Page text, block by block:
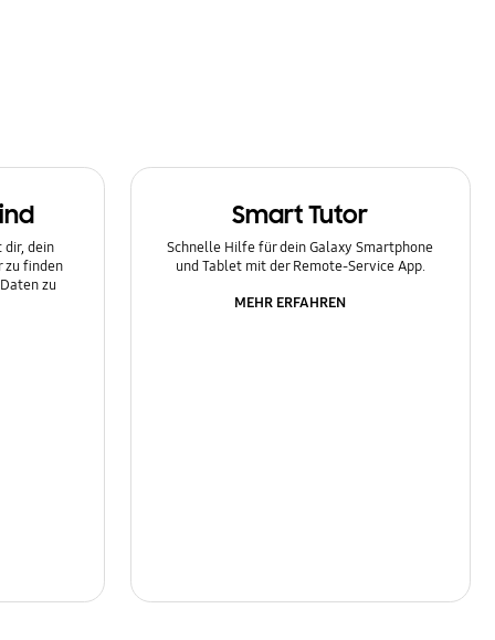
dir, dein
zu finden
zu
Smart Tutor
Schnelle Hilfe für dein Galaxy Smartphone
und Tablet mit der Remote-Service App.
MEHR ERFAHREN